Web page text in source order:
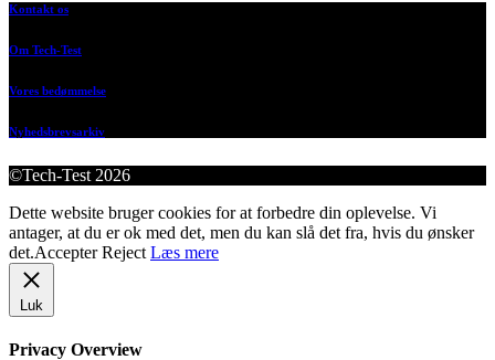
Kontakt os
Om Tech-Test
Vores bedømmelse
Nyhedsbrevsarkiv
©Tech-Test 2026
Dette website bruger cookies for at forbedre din oplevelse. Vi
antager, at du er ok med det, men du kan slå det fra, hvis du ønsker
det.Accepter Reject Læs mere
Luk
Privacy Overview